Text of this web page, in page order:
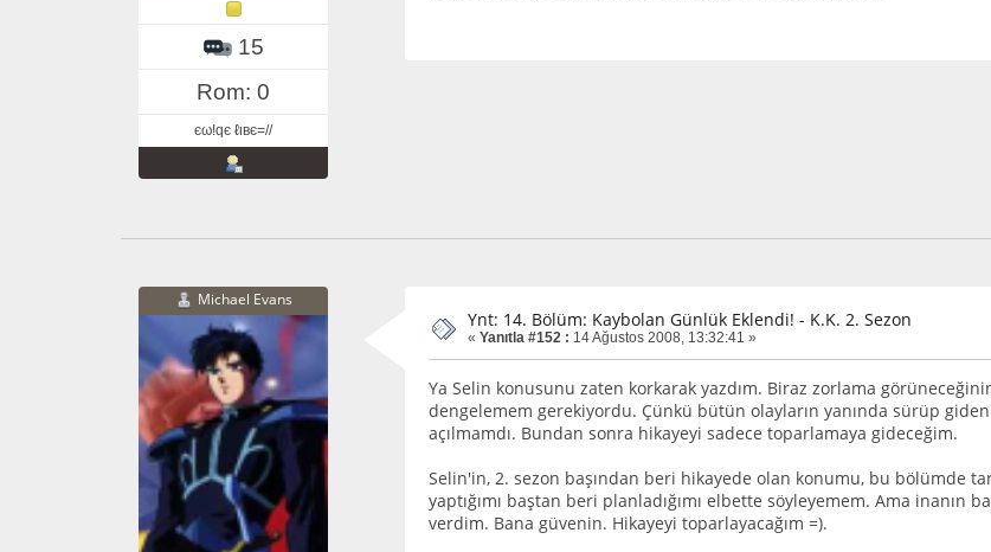
15
Rom: 0
єω!qє ℓιвє=//
Michael Evans
Ynt: 14. Bölüm: Kaybolan Günlük Eklendi! - K.K. 2. Sezon
« Yanıtla #152 : 14 Ağustos 2008, 13:32:41 »
Ya Selin konusunu zaten korkarak yazdım. Biraz zorlama
dengelemem gerekiyordu. Çünkü bütün olayların yanında sürüp
açılmamdı. Bundan sonra hikayeyi sadece toparlamaya gideceğim.
Selin'in, 2. sezon başından beri hikayede olan konumu, bu bölümde
yaptığımı baştan beri planladığımı elbette söyleyemem. Ama inanın
verdim. Bana güvenin. Hikayeyi toparlayacağım =).